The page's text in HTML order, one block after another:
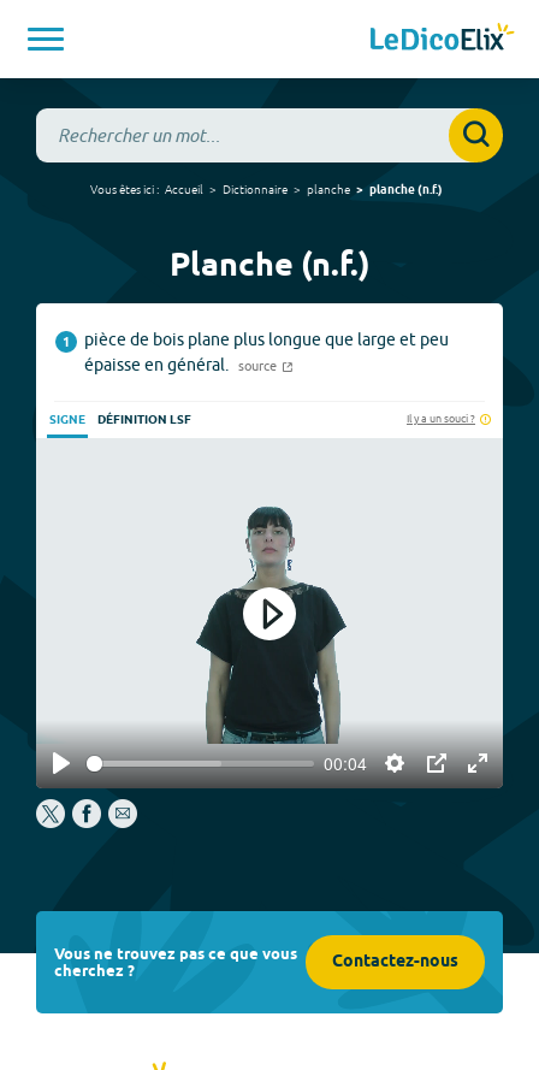
Vous êtes ici : Accueil Dictionnaire planche planche(n.f.)
Planche (n.f.)
1
pièce de bois plane plus longue que large et peu
épaisse en général.
source
SIGNE DÉFINITION LSF Il y a un souci ?
Play
00:04
Settings
PIP
Enter
Play
Vous ne trouvez pas ce que vous
cherchez ? Contactez-nous